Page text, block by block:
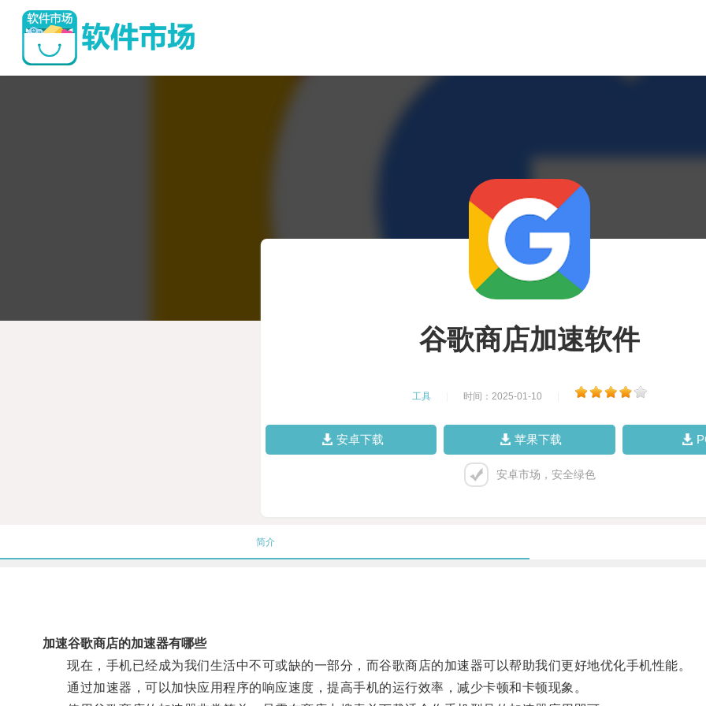
谷歌商店加速软件
工具 时间：2025-01-10
安卓下载 苹果下载
安卓市场，安全绿色
简介
加速谷歌商店的加速器有哪些
现在，手机已经成为我们生活中不可或缺的一部分，而谷歌商店的加速器可以帮助我们更好地优化手机性能。
通过加速器，可以加快应用程序的响应速度，提高手机的运行效率，减少卡顿和卡顿现象。